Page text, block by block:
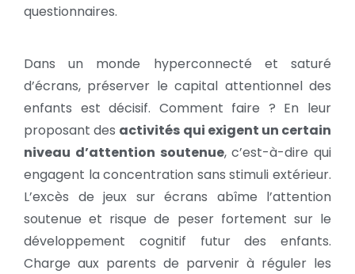
questionnaires.
Dans un monde hyperconnecté et saturé
d’écrans, préserver le capital attentionnel des
enfants est décisif. Comment faire ? En leur
proposant des activités qui exigent un certain
niveau d’attention soutenue, c’est-à-dire qui
engagent la concentration sans stimuli extérieur.
L’excès de jeux sur écrans abîme l’attention
soutenue et risque de peser fortement sur le
développement cognitif futur des enfants.
Charge aux parents de parvenir à réguler les